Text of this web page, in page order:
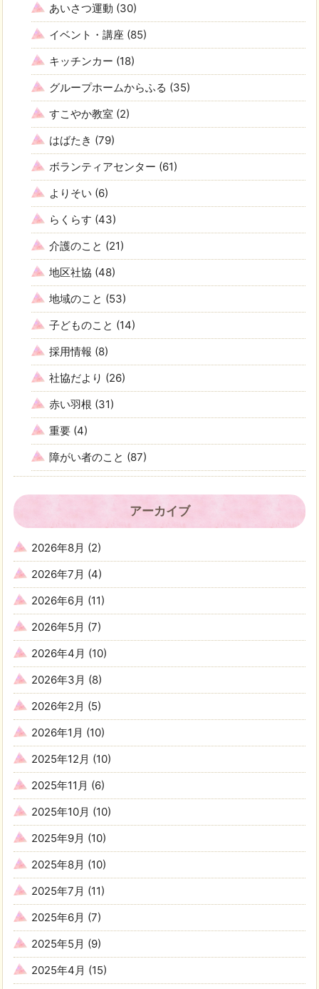
あいさつ運動 (30)
イベント・講座 (85)
キッチンカー (18)
グループホームからふる (35)
すこやか教室 (2)
はばたき (79)
ボランティアセンター (61)
よりそい (6)
らくらす (43)
介護のこと (21)
地区社協 (48)
地域のこと (53)
子どものこと (14)
採用情報 (8)
社協だより (26)
赤い羽根 (31)
重要 (4)
障がい者のこと (87)
アーカイブ
2026年8月 (2)
2026年7月 (4)
2026年6月 (11)
2026年5月 (7)
2026年4月 (10)
2026年3月 (8)
2026年2月 (5)
2026年1月 (10)
2025年12月 (10)
2025年11月 (6)
2025年10月 (10)
2025年9月 (10)
2025年8月 (10)
2025年7月 (11)
2025年6月 (7)
2025年5月 (9)
2025年4月 (15)